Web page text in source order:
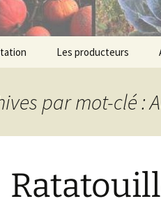
Les producteurs
par mot-clé :